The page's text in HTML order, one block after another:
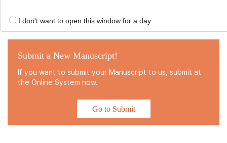
Online Submission
Submit a New Manuscript!
If you want to submit your Manuscript to us, submit at
the Online System now.
Go to Submit
I don't want to open this window for a day.